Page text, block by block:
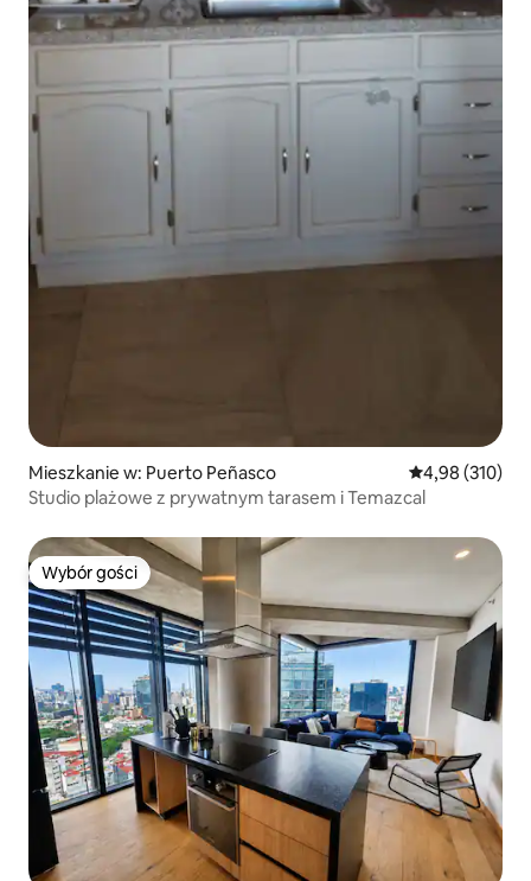
Mieszkanie w: Puerto Peñasco Średnia
4,98 (310)
Studio plażowe z prywatnym tarasem i Temazcal
Wybór gości
Wybór gości